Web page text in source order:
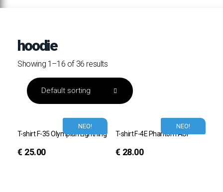
hoodie
Showing 1–16 of 36 results
ΝΕΟ!
T-shirt F-35 Olympian Lightning
€ 25.00
ΝΕΟ!
T-shirt F-4E Phantom AUP
€ 28.00